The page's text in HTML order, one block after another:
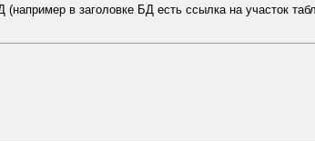
в заголовке БД есть ссылка на участок